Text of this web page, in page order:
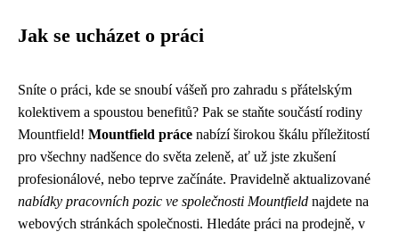
Jak se ucházet o práci
Sníte o práci, kde se snoubí vášeň pro zahradu s přátelským
kolektivem a spoustou benefitů? Pak se staňte součástí rodiny
Mountfield! Mountfield práce nabízí širokou škálu příležitostí
pro všechny nadšence do světa zeleně, ať už jste zkušení
profesionálové, nebo teprve začínáte. Pravidelně aktualizované
nabídky pracovních pozic ve společnosti Mountfield najdete na
webových stránkách společnosti. Hledáte práci na prodejně, v